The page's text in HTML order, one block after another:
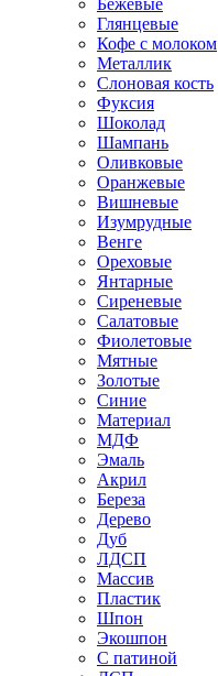
Глянцевые
Кофе с молоком
Металлик
Слоновая кость
Фуксия
Шоколад
Шампань
Оливковые
Оранжевые
Вишневые
Изумрудные
Венге
Ореховые
Янтарные
Сиреневые
Салатовые
Фиолетовые
Мятные
Золотые
Синие
Материал
МДФ
Эмаль
Акрил
Береза
Дерево
Дуб
ЛДСП
Массив
Пластик
Шпон
Экошпон
С патиной